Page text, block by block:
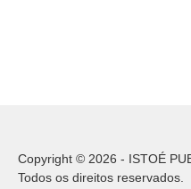
Copyright © 2026 - ISTOÉ
Todos os direitos reservados.